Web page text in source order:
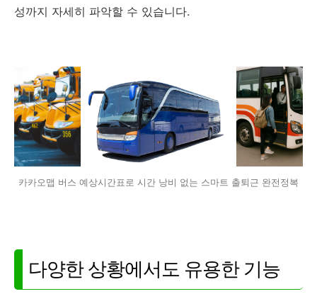
성까지 자세히 파악할 수 있습니다.
카카오맵 버스 예상시간표로 시간 낭비 없는 스마트 출퇴근 완전정복
다양한 상황에서도 유용한 기능